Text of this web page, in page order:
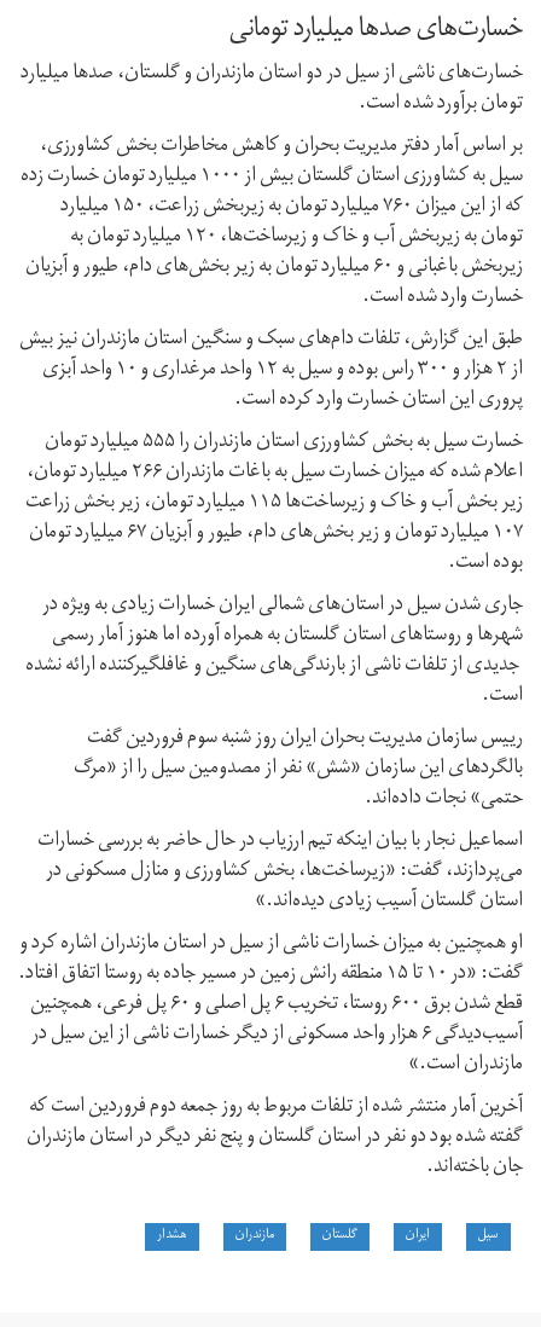
خسارت‌های صدها میلیارد تومانی
خسارت‌های ناشی از سیل در دو استان مازندران و گلستان، صدها میلیارد
تومان برآورد شده است.
بر اساس آمار دفتر مدیریت بحران و کاهش مخاطرات بخش کشاورزی،
سیل به کشاورزی استان گلستان بیش از ۱۰۰۰ میلیارد تومان خسارت زده
که از این میزان ۷۶۰ میلیارد تومان به زیربخش زراعت، ۱۵۰ میلیارد
تومان به زیربخش آب و خاک و زیرساخت‌ها، ۱۲۰ میلیارد تومان به
زیربخش باغبانی و ۶۰ میلیارد تومان به زیر بخش‌های دام، طیور و آبزیان
خسارت وارد شده است.
طبق این گزارش، تلفات دام‌های سبک و سنگین استان مازندران نیز بیش
از ۲ هزار و ۳۰۰ راس بوده و سیل به ۱۲ واحد مرغداری و ۱۰ واحد آبزی
پروری این استان خسارت وارد کرده است.
خسارت سیل به بخش کشاورزی استان مازندران را ۵۵۵ میلیارد تومان
اعلام شده که میزان خسارت سیل به باغات مازندران ۲۶۶ میلیارد تومان،
زیر بخش آب و خاک و زیرساخت‌ها ۱۱۵ میلیارد تومان، زیر بخش زراعت
۱۰۷ میلیارد تومان و زیر بخش‌های دام، طیور و آبزیان ۶۷ میلیارد تومان
بوده است.
جاری شدن سیل در استان‌های شمالی ایران خسارات زیادی به ویژه در
شهرها و روستاهای استان گلستان به همراه آورده اما هنوز آمار رسمی
جدیدی از تلفات ناشی از بارندگی‌های سنگین و غافلگیرکننده ارائه نشده
است.
رییس سازمان مدیریت بحران ایران روز شنبه سوم فروردین گفت
بالگردهای این سازمان «شش» نفر از مصدومین سیل را از «مرگ
حتمی» نجات داده‌اند.
اسماعیل نجار با بیان اینکه تیم ارزیاب در حال حاضر به بررسی خسارات
می‌پردازند، گفت: «زیرساخت‌ها، بخش کشاورزی و منازل مسکونی در
استان گلستان آسیب زیادی دیده‌اند.»
او همچنین به میزان خسارات ناشی از سیل در استان مازندران اشاره کرد و
گفت: «در ۱۰ تا ۱۵ منطقه رانش زمین در مسیر جاده به روستا اتفاق افتاد.
قطع شدن برق ۶۰۰ روستا، تخریب ۶ پل اصلی و ۶۰ پل فرعی، همچنین
آسیب‌دیدگی ۶ هزار واحد مسکونی از دیگر خسارات ناشی از این سیل در
مازندران است.»
آخرین آمار منتشر شده از تلفات مربوط به روز جمعه دوم فروردین است که
گفته شده بود دو نفر در استان گلستان و پنج نفر دیگر در استان مازندران
جان باخته‌اند.
سیل ایران گلستان مازندران هشدار